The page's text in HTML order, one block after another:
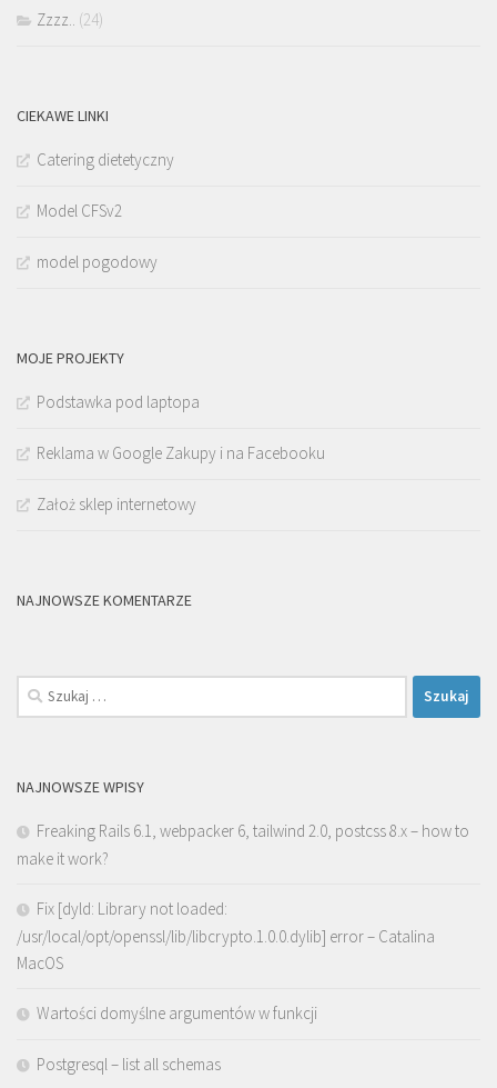
Zzzz.. (24)
CIEKAWE LINKI
Catering dietetyczny
Model CFSv2
model pogodowy
MOJE PROJEKTY
Podstawka pod laptopa
Reklama w Google Zakupy i na Facebooku
Założ sklep internetowy
NAJNOWSZE KOMENTARZE
Szukaj:
NAJNOWSZE WPISY
Freaking Rails 6.1, webpacker 6, tailwind 2.0, postcss 8.x – how to
make it work?
Fix [dyld: Library not loaded:
/usr/local/opt/openssl/lib/libcrypto.1.0.0.dylib] error – Catalina
MacOS
Wartości domyślne argumentów w funkcji
Postgresql – list all schemas